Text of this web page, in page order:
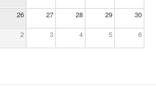
26 27 28 29 30
2 3 4 5 6